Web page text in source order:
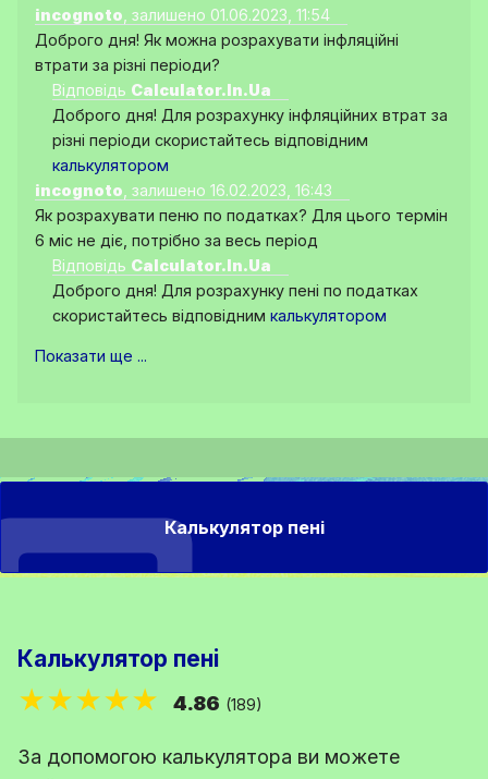
incognoto , залишено 01.06.2023, 11:54
Доброго дня! Як можна розрахувати інфляційні
втрати за різні періоди?
Відповідь Calculator.In.Ua
Доброго дня! Для розрахунку інфляційних втрат за
різні періоди скористайтесь відповідним
калькулятором
incognoto , залишено 16.02.2023, 16:43
Як розрахувати пеню по податках? Для цього термін
6 міс не діє, потрібно за весь період
Відповідь Calculator.In.Ua
Доброго дня! Для розрахунку пені по податках
скористайтесь відповідним калькулятором
Показати ще ...
Калькулятор пені
Калькулятор пені
★★★★★ 4.86 (189)
За допомогою калькулятора ви можете